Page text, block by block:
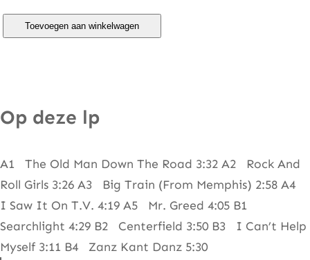
o
e
r
t
y
–
Toevoegen aan winkelwagen
Op deze lp
A1 The Old Man Down The Road 3:32 A2 Rock And
Roll Girls 3:26 A3 Big Train (From Memphis) 2:58 A4
I Saw It On T.V. 4:19 A5 Mr. Greed 4:05 B1
Searchlight 4:29 B2 Centerfield 3:50 B3 I Can’t Help
Myself 3:11 B4 Zanz Kant Danz 5:30